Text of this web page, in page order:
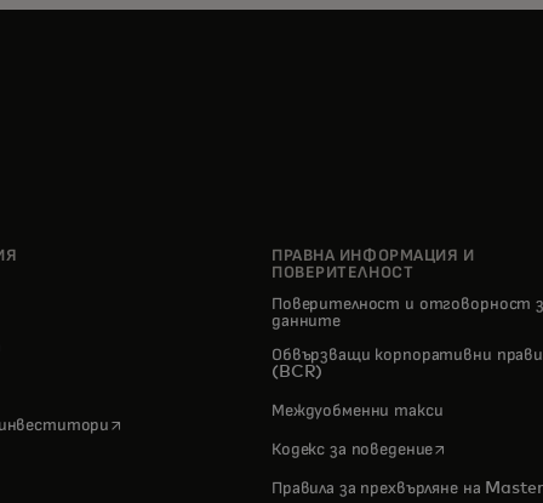
opens in a new tab
ПРАВНА ИНФОРМАЦИЯ И
ПОВЕРИТЕЛНОСТ
Поверителност и отговорност
данните
Обвързващи корпоративни
(BCR)
Междуобменни такси
Кодекс за поведениеopens in a
Правила за прехвърляне на